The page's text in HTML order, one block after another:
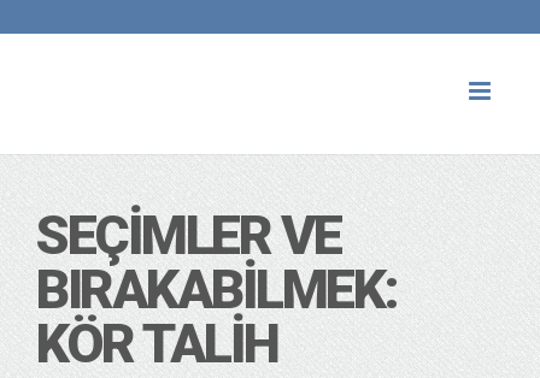
SEÇIMLER VE
BIRAKABILMEK:
KÖR TALIH